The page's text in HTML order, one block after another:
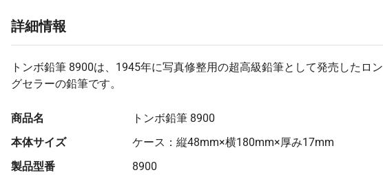
詳細情報
トンボ鉛筆 8900は、1945年に写真修整用の超高級鉛筆として発売したロン
グセラーの鉛筆です。
商品名
トンボ鉛筆 8900
本体サイズ
ケース：縦48mm×横180mm×厚み17mm
製品型番
8900